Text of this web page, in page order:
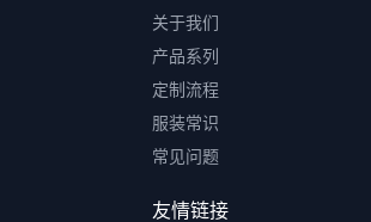
关于我们
产品系列
定制流程
服装常识
常见问题
友情链接